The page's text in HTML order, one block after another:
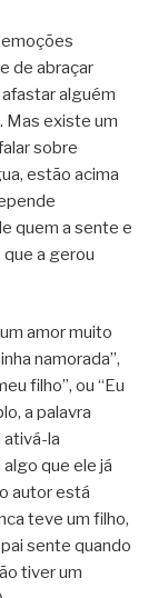
de abraçar
alguém
Mas existe um
sobre
estão acima
quem a sente e
a gerou
amor muito
namorada”,
filho”, ou “Eu
a palavra
ativá-la
que ele já
autor está
teve um filho,
sente quando
tiver um